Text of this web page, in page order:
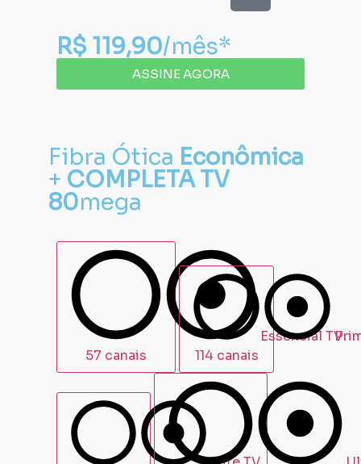
R$ 119,90/mês*
ASSINE AGORA
Fibra Ótica Econômica
+ COMPLETA TV
80mega
57 canais
114 canais